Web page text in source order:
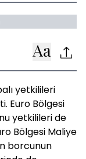
yetkilileri
Euro Bölgesi
yetkilileri de
Bölgesi Maliye
borcunun